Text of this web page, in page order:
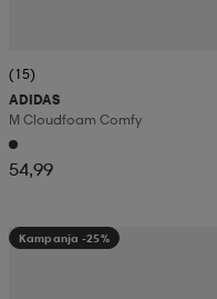
(15)
ADIDAS
M Cloudfoam Comfy
54,99
Kampanja -25%